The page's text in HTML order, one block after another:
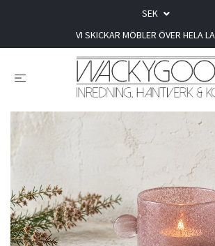
SEK
VI SKICKAR MÖBLER ÖVER HELA